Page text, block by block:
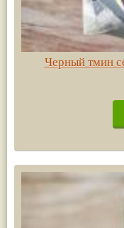
Черный тмин